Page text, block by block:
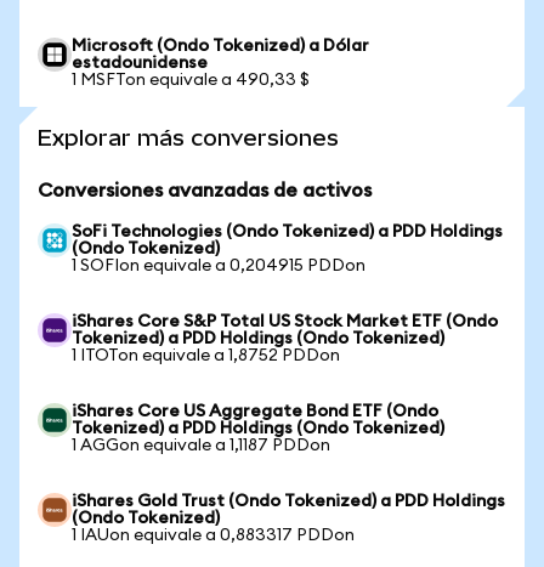
Microsoft (Ondo Tokenized) a Dólar
estadounidense
1 MSFTon equivale a 490,33 $
Explorar más conversiones
Conversiones avanzadas de activos
SoFi Technologies (Ondo Tokenized) a PDD Holdings
(Ondo Tokenized)
1 SOFIon equivale a 0,204915 PDDon
iShares Core S&P Total US Stock Market ETF (Ondo
Tokenized) a PDD Holdings (Ondo Tokenized)
1 ITOTon equivale a 1,8752 PDDon
iShares Core US Aggregate Bond ETF (Ondo
Tokenized) a PDD Holdings (Ondo Tokenized)
1 AGGon equivale a 1,1187 PDDon
iShares Gold Trust (Ondo Tokenized) a PDD Holdings
(Ondo Tokenized)
1 IAUon equivale a 0,883317 PDDon